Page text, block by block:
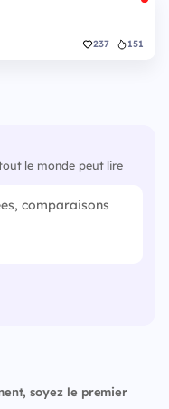
237 151
le monde peut lire
soyez le premier